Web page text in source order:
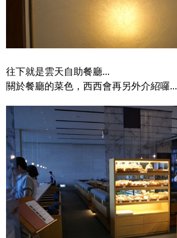
往下就是雲天自助餐廳...
關於餐廳的菜色，西西會再另外介紹囉...